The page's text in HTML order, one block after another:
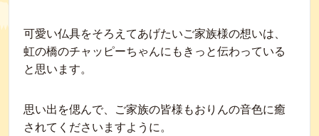
可愛い仏具をそろえてあげたいご家族様の想いは、
虹の橋のチャッピーちゃんにもきっと伝わっている
と思います。
思い出を偲んで、ご家族の皆様もおりんの音色に癒
されてくださいますように。